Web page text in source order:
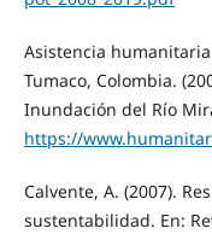
Asistencia
Tumaco, Colombia.
Inundación del Río
https://
Calvente, A. (2007).
sustentabilidad. En: